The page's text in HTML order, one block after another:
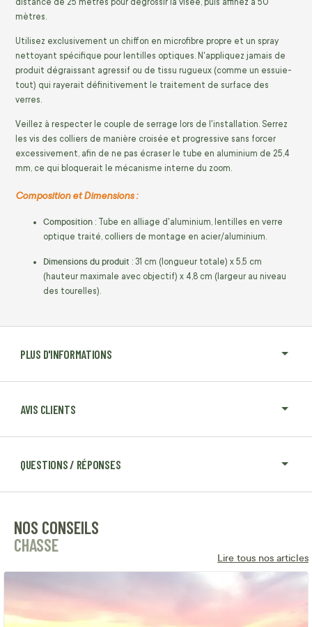
PLUS D'INFORMATIONS
AVIS CLIENTS
QUESTIONS / RÉPONSES
distance de 25 mètres pour dégrossir la visée, puis affinez à 50
mètres.
Utilisez exclusivement un chiffon en microfibre propre et un spray
nettoyant spécifique pour lentilles optiques. N'appliquez jamais de
produit dégraissant agressif ou de tissu rugueux (comme un essuie-
tout) qui rayerait définitivement le traitement de surface des
verres.
Veillez à respecter le couple de serrage lors de l'installation. Serrez
les vis des colliers de manière croisée et progressive sans forcer
excessivement, afin de ne pas écraser le tube en aluminium de 25,4
mm, ce qui bloquerait le mécanisme interne du zoom.
Composition et Dimensions :
Composition : Tube en alliage d'aluminium, lentilles en verre
optique traité, colliers de montage en acier/aluminium.
Dimensions du produit : 31 cm (longueur totale) x 5,5 cm
(hauteur maximale avec objectif) x 4,8 cm (largeur au niveau
des tourelles).
NOS CONSEILS
CHASSE
Lire tous nos articles